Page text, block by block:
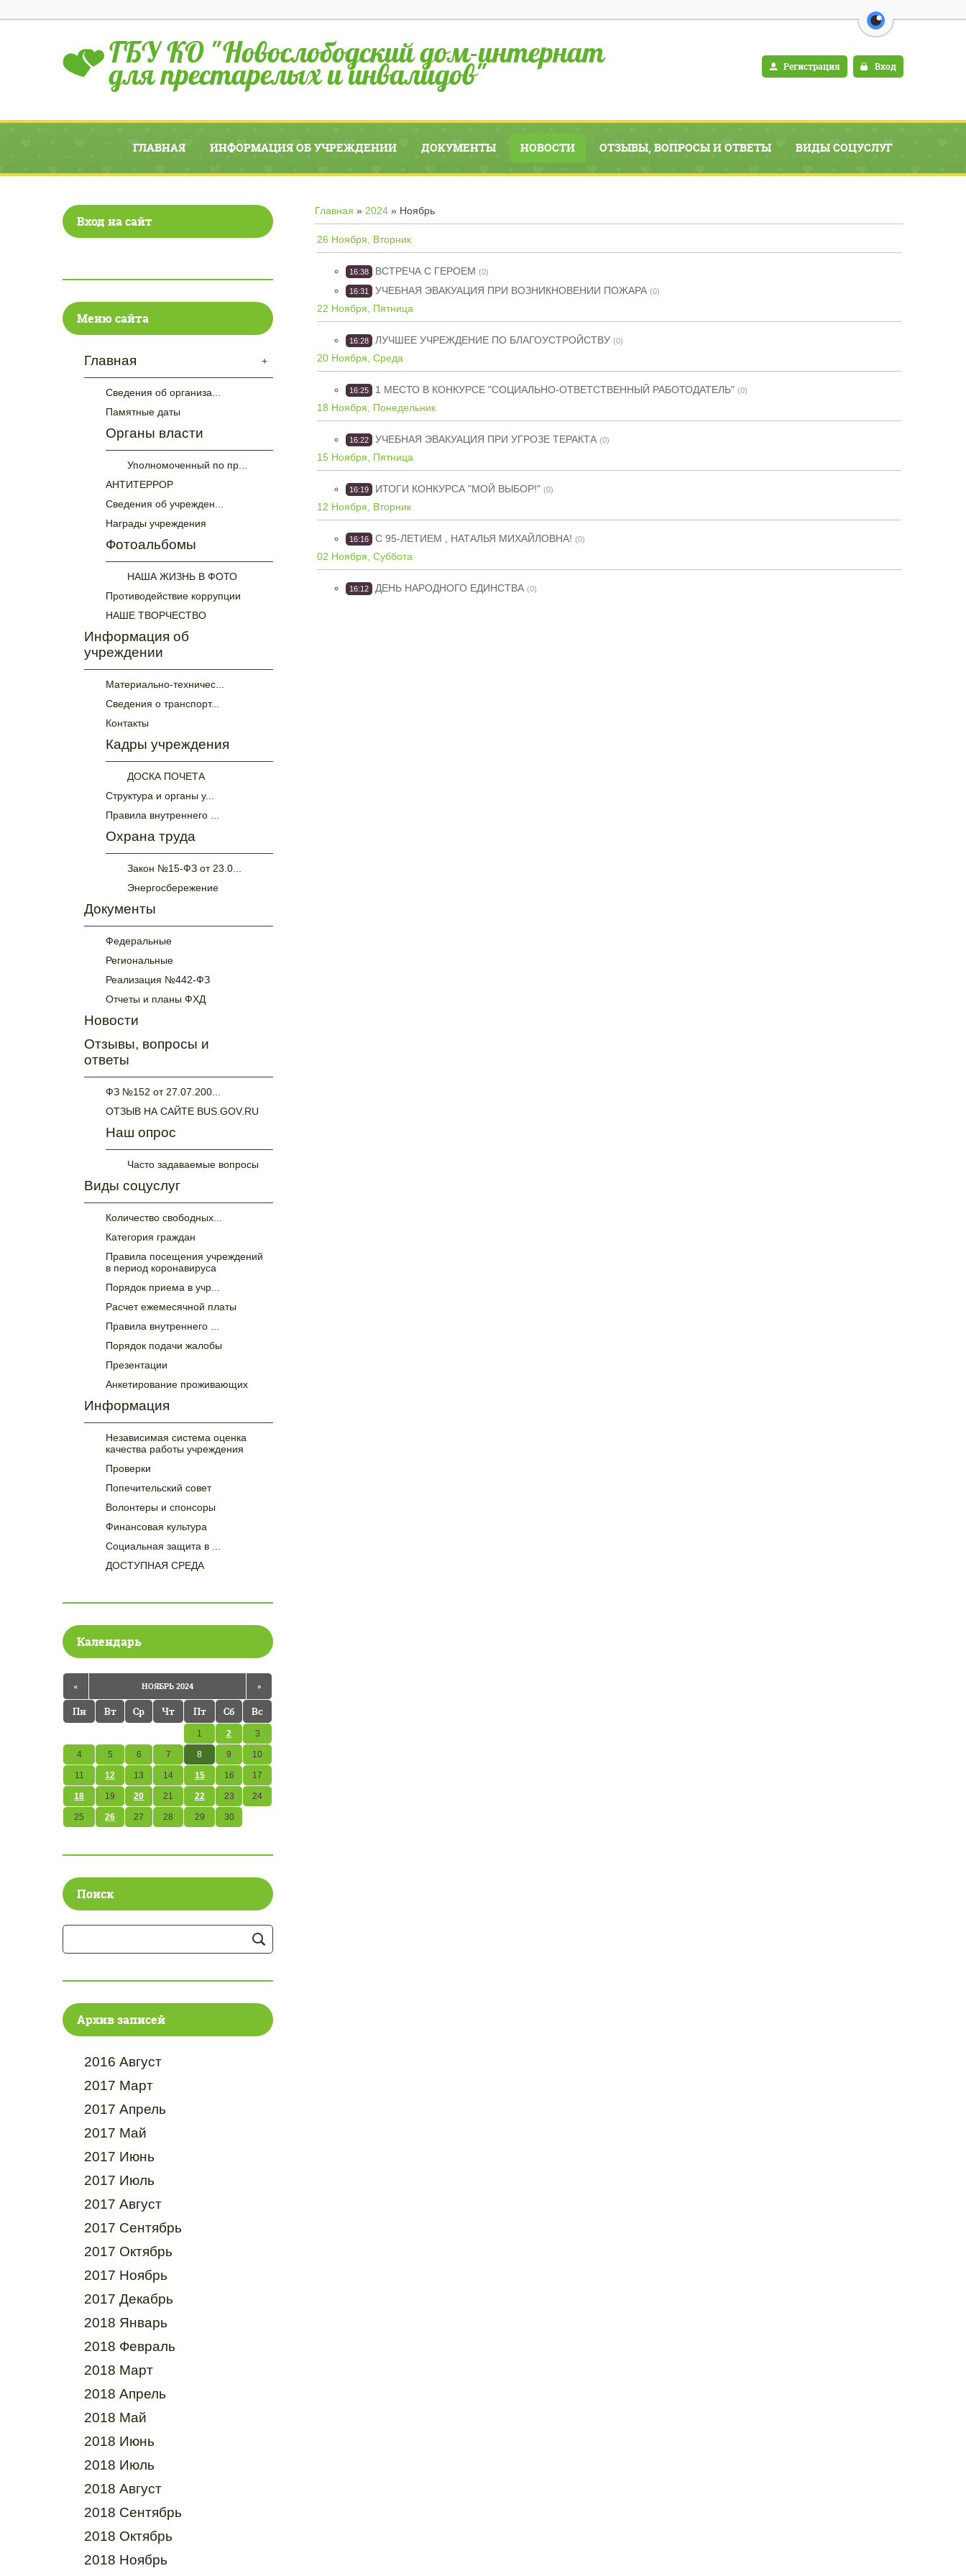
перейти на
ГБУ КО "Новослободский дом-интернат
для престарелых и инвалидов" Регистрация Вход
ГЛАВНАЯ ИНФОРМАЦИЯ ОБ УЧРЕЖДЕНИИ ДОКУМЕНТЫ НОВОСТИ ОТЗЫВЫ, ВОПРОСЫ И ОТВЕТЫ ВИДЫ СОЦУСЛУГ
Главная » 2024 » Ноябрь
26 Ноября, Вторник
16:38 ВСТРЕЧА С ГЕРОЕМ (0)
16:31 УЧЕБНАЯ ЭВАКУАЦИЯ ПРИ ВОЗНИКНОВЕНИИ ПОЖАРА (0)
22 Ноября, Пятница
16:28 ЛУЧШЕЕ УЧРЕЖДЕНИЕ ПО БЛАГОУСТРОЙСТВУ (0)
20 Ноября, Среда
16:25 1 МЕСТО В КОНКУРСЕ "СОЦИАЛЬНО-ОТВЕТСТВЕННЫЙ РАБОТОДАТЕЛЬ" (0)
18 Ноября, Понедельник
16:22 УЧЕБНАЯ ЭВАКУАЦИЯ ПРИ УГРОЗЕ ТЕРАКТА (0)
15 Ноября, Пятница
16:19 ИТОГИ КОНКУРСА "МОЙ ВЫБОР!" (0)
12 Ноября, Вторник
16:16 С 95-ЛЕТИЕМ , НАТАЛЬЯ МИХАЙЛОВНА! (0)
02 Ноября, Суббота
16:12 ДЕНЬ НАРОДНОГО ЕДИНСТВА (0)
Вход на сайт
Меню сайта
+
Главная
Сведения об организа...
Памятные даты
Органы власти
Уполномоченный по пр...
АНТИТЕРРОР
Сведения об учрежден...
Награды учреждения
Фотоальбомы
НАША ЖИЗНЬ В ФОТО
Противодействие коррупции
НАШЕ ТВОРЧЕСТВО
Информация об
учреждении
Материально-техничес...
Сведения о транспорт...
Контакты
Кадры учреждения
ДОСКА ПОЧЕТА
Структура и органы у...
Правила внутреннего ...
Охрана труда
Закон №15-ФЗ от 23.0...
Энергосбережение
Документы
Федеральные
Региональные
Реализация №442-ФЗ
Отчеты и планы ФХД
Новости
Отзывы, вопросы и
ответы
ФЗ №152 от 27.07.200...
ОТЗЫВ НА САЙТЕ BUS.GOV.RU
Наш опрос
Часто задаваемые вопросы
Виды соцуслуг
Количество свободных...
Категория граждан
Правила посещения учреждений
в период коронавируса
Порядок приема в учр...
Расчет ежемесячной платы
Правила внутреннего ...
Порядок подачи жалобы
Презентации
Анкетирование проживающих
Информация
Независимая система оценка
качества работы учреждения
Проверки
Попечительский совет
Волонтеры и спонсоры
Финансовая культура
Социальная защита в ...
ДОСТУПНАЯ СРЕДА
Календарь
« НОЯБРЬ 2024 »
Пн Вт Ср Чт Пт Сб Вс
1 2 3
4 5 6 7 8 9 10
11 12 13 14 15 16 17
18 19 20 21 22 23 24
25 26 27 28 29 30
Поиск
Архив записей
2016 Август
2017 Март
2017 Апрель
2017 Май
2017 Июнь
2017 Июль
2017 Август
2017 Сентябрь
2017 Октябрь
2017 Ноябрь
2017 Декабрь
2018 Январь
2018 Февраль
2018 Март
2018 Апрель
2018 Май
2018 Июнь
2018 Июль
2018 Август
2018 Сентябрь
2018 Октябрь
2018 Ноябрь